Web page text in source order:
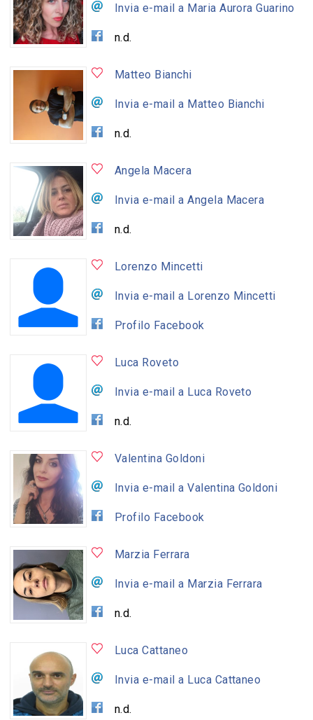
Invia e-mail a Maria Aurora Guarino
n.d.
Matteo Bianchi
Invia e-mail a Matteo Bianchi
n.d.
Angela Macera
Invia e-mail a Angela Macera
n.d.
Lorenzo Mincetti
Invia e-mail a Lorenzo Mincetti
Profilo Facebook
Luca Roveto
Invia e-mail a Luca Roveto
n.d.
Valentina Goldoni
Invia e-mail a Valentina Goldoni
Profilo Facebook
Marzia Ferrara
Invia e-mail a Marzia Ferrara
n.d.
Luca Cattaneo
Invia e-mail a Luca Cattaneo
n.d.